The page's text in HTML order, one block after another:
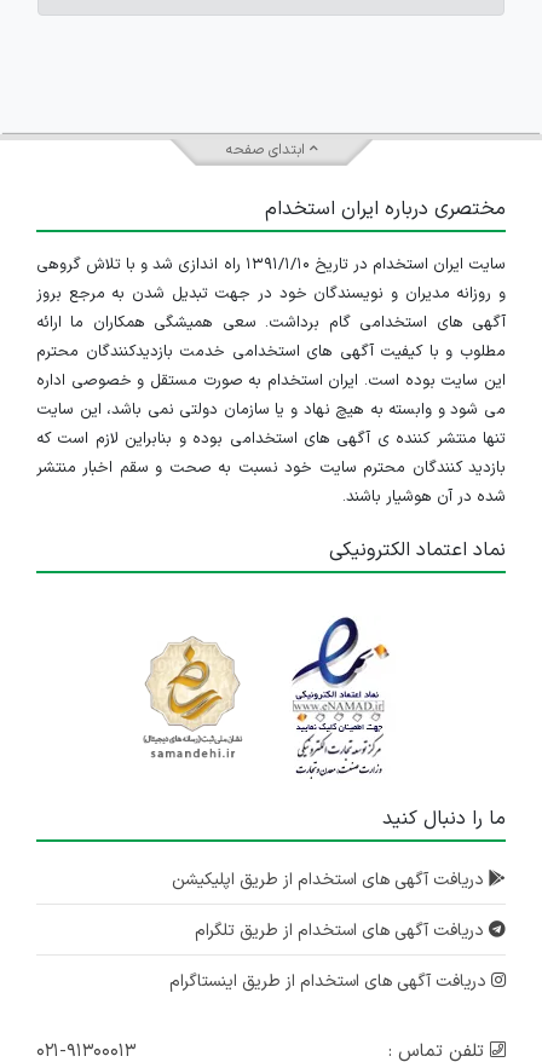
ابتدای صفحه
مختصری درباره ایران استخدام
سایت ایران استخدام در تاریخ ۱۳۹۱/۱/۱۰ راه اندازی شد و با تلاش گروهی
و روزانه مدیران و نویسندگان خود در جهت تبدیل شدن به مرجع بروز
آگهی های استخدامی گام برداشت. سعی همیشگی همکاران ما ارائه
مطلوب و با کیفیت آگهی های استخدامی خدمت بازدیدکنندگان محترم
این سایت بوده است. ایران استخدام به صورت مستقل و خصوصی اداره
می شود و وابسته به هیچ نهاد و یا سازمان دولتی نمی باشد، این سایت
تنها منتشر کننده ی آگهی های استخدامی بوده و بنابراین لازم است که
بازدید کنندگان محترم سایت خود نسبت به صحت و سقم اخبار منتشر
شده در آن هوشیار باشند.
نماد اعتماد الکترونیکی
ما را دنبال کنید
دریافت آگهی های استخدام از طریق اپلیکیشن
دریافت آگهی های استخدام از طریق تلگرام
دریافت آگهی های استخدام از طریق اینستاگرام
تلفن تماس : ۰۲۱-۹۱۳۰۰۰۱۳